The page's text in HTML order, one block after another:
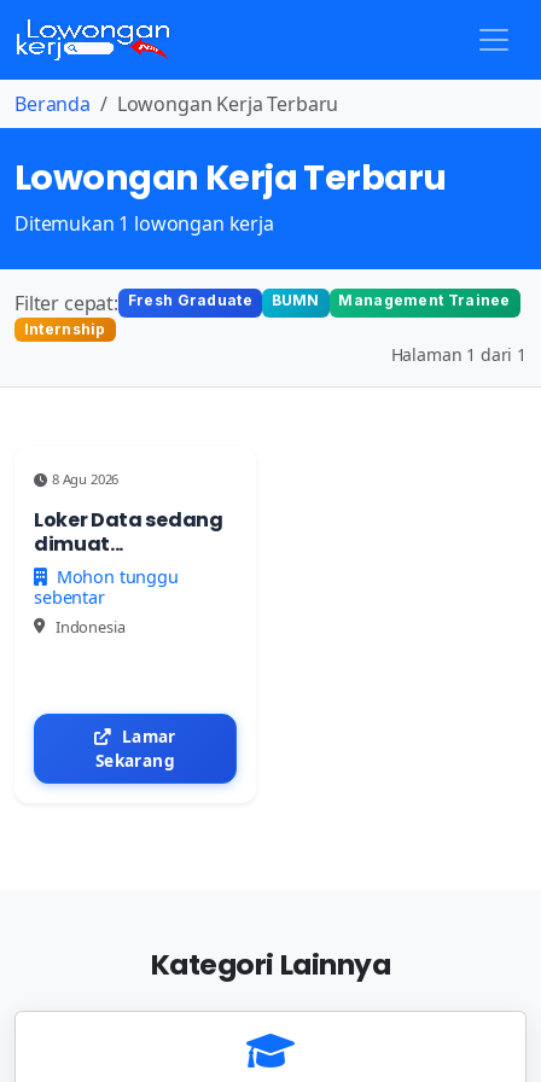
Beranda Lowongan Kerja Terbaru
Lowongan Kerja Terbaru
Ditemukan 1 lowongan kerja
Filter cepat: Fresh Graduate BUMN
Management Trainee
Internship
Halaman 1 dari 1
8 Agu 2026
Loker Data sedang
dimuat...
Mohon tunggu
sebentar
Indonesia
Lamar
Sekarang
Kategori Lainnya